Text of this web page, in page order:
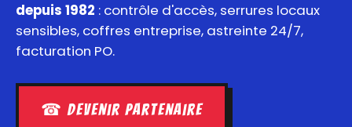
depuis 1982 : contrôle d'accès, serrures locaux
sensibles, coffres entreprise, astreinte 24/7,
facturation PO.
☎ Devenir partenaire